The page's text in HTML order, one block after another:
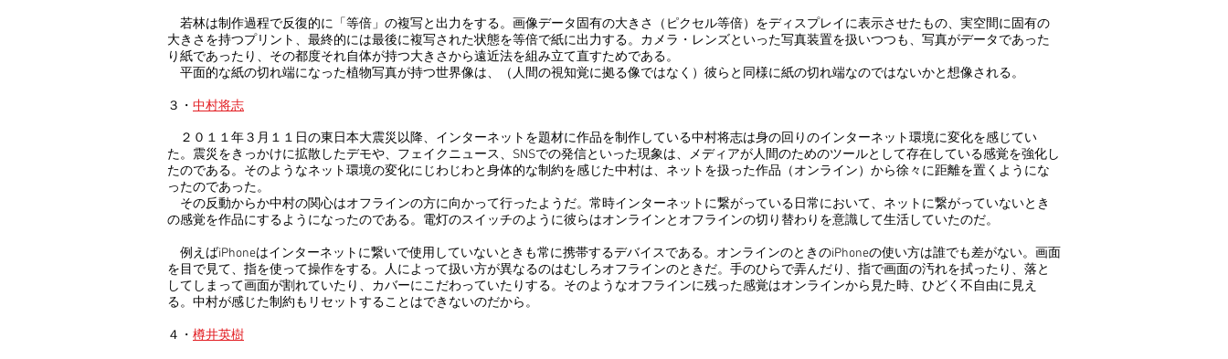
若林は制作過程で反復的に「等倍」の複写と出力をする。画像データ固有の大きさ（ピクセル等倍）をディスプレイに表示させたもの、実空間に固有の
大きさを持つプリント、最終的には最後に複写された状態を等倍で紙に出力する。カメラ・レンズといった写真装置を扱いつつも、写真がデータであった
り紙であったり、その都度それ自体が持つ大きさから遠近法を組み立て直すためである。
平面的な紙の切れ端になった植物写真が持つ世界像は、（人間の視知覚に拠る像ではなく）彼らと同様に紙の切れ端なのではないかと想像される。
３・ 中村将志
２０１１年３月１１日の東日本大震災以降、インターネットを題材に作品を制作している中村将志は身の回りのインターネット環境に変化を感じてい
た。震災をきっかけに拡散したデモや、フェイクニュース、SNSでの発信といった現象は、メディアが人間のためのツールとして存在している感覚を強化し
たのである。そのようなネット環境の変化にじわじわと身体的な制約を感じた中村は、ネットを扱った作品（オンライン）から徐々に距離を置くようにな
ったのであった。
その反動からか中村の関心はオフラインの方に向かって行ったようだ。常時インターネットに繋がっている日常において、ネットに繋がっていないとき
の感覚を作品にするようになったのである。電灯のスイッチのように彼らはオンラインとオフラインの切り替わりを意識して生活していたのだ。
例えばiPhoneはインターネットに繋いで使用していないときも常に携帯するデバイスである。オンラインのときのiPhoneの使い方は誰でも差がない。画面
を目で見て、指を使って操作をする。人によって扱い方が異なるのはむしろオフラインのときだ。手のひらで弄んだり、指で画面の汚れを拭ったり、落と
してしまって画面が割れていたり、カバーにこだわっていたりする。そのようなオフラインに残った感覚はオンラインから見た時、ひどく不自由に見え
る。中村が感じた制約もリセットすることはできないのだから。
４・ 樽井英樹